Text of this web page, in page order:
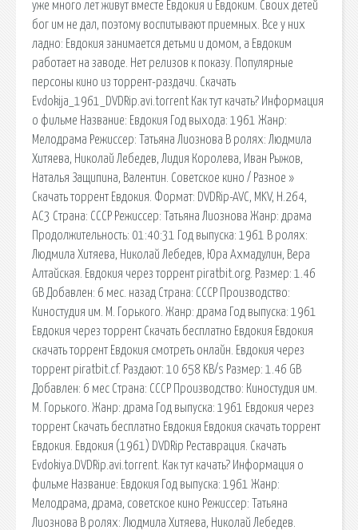
уже много лет живут вместе Евдокия и Евдоким. Своих детей
бог им не дал, поэтому воспитывают приемных. Все у них
ладно: Евдокия занимается детьми и домом, а Евдоким
работает на заводе. Нет релизов к показу. Популярные
персоны кино из торрент-раздачи. Скачать
Evdokija_1961_DVDRip.avi.torrent Как тут качать? Информация
о фильме Название: Евдокия Год выхода: 1961 Жанр:
Мелодрама Режиссер: Татьяна Лиознова В ролях: Людмила
Хитяева, Николай Лебедев, Лидия Королева, Иван Рыжов,
Наталья Защипина, Валентин. Советское кино / Разное »
Скачать торрент Евдокия. Формат: DVDRip-AVC, MKV, H.264,
AC3 Страна: СССР Режиссер: Татьяна Лиознова Жанр: драма
Продолжительность: 01:40:31 Год выпуска: 1961 В ролях:
Людмила Хитяева, Николай Лебедев, Юра Ахмадулин, Вера
Алтайская. Евдокия через торрент piratbit.org. Размер: 1.46
GB Добавлен: 6 мес. назад Страна: СССР Производство:
Киностудия им. М. Горького. Жанр: драма Год выпуска: 1961
Евдокия через торрент Скачать бесплатно Евдокия Евдокия
скачать торрент Евдокия смотреть онлайн. Евдокия через
торрент piratbit.cf. Раздают: 10 658 KB/s Размер: 1.46 GB
Добавлен: 6 мес Страна: СССР Производство: Киностудия им.
М. Горького. Жанр: драма Год выпуска: 1961 Евдокия через
торрент Скачать бесплатно Евдокия Евдокия скачать торрент
Евдокия. Евдокия (1961) DVDRip Реставрация. Скачать
Evdokiya.DVDRip.avi.torrent. Как тут качать? Информация о
фильме Название: Евдокия Год выпуска: 1961 Жанр:
Мелодрама, драма, советское кино Режиссер: Татьяна
Лиознова В ролях: Людмила Хитяева, Николай Лебедев.